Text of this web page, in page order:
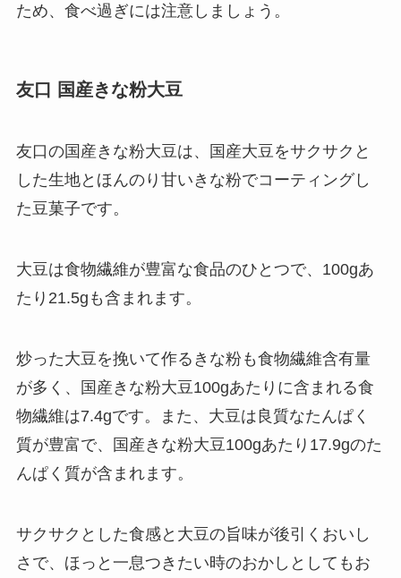
ため、食べ過ぎには注意しましょう。
友口 国産きな粉大豆
友口の国産きな粉大豆は、国産大豆をサクサクと
した生地とほんのり甘いきな粉でコーティングし
た豆菓子です。
大豆は食物繊維が豊富な食品のひとつで、100gあ
たり21.5gも含まれます。
炒った大豆を挽いて作るきな粉も食物繊維含有量
が多く、国産きな粉大豆100gあたりに含まれる食
物繊維は7.4gです。また、大豆は良質なたんぱく
質が豊富で、国産きな粉大豆100gあたり17.9gのた
んぱく質が含まれます。
サクサクとした食感と大豆の旨味が後引くおいし
さで、ほっと一息つきたい時のおかしとしてもお